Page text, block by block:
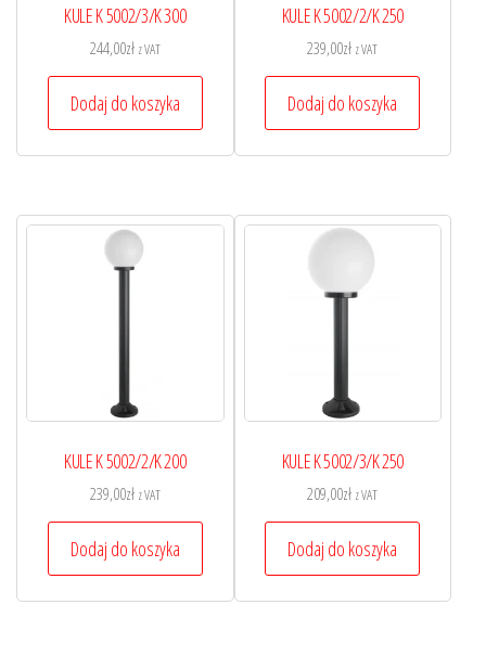
KULE K 5002/3/K 300
244,00zł z VAT
Dodaj do koszyka
KULE K 5002/2/K 250
239,00zł z VAT
Dodaj do koszyka
KULE K 5002/2/K 200
239,00zł z VAT
Dodaj do koszyka
KULE K 5002/3/K 250
209,00zł z VAT
Dodaj do koszyka